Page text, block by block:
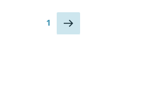
werkstatt
Seitennummerierung
1 Nächste
Seite